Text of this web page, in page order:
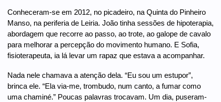
Conheceram-se em 2012, no picadeiro, na Quinta do Pinheiro
Manso, na periferia de Leiria. João tinha sessões de hipoterapia,
abordagem que recorre ao passo, ao trote, ao galope de cavalo
para melhorar a percepção do movimento humano. E Sofia,
fisioterapeuta, ia lá levar um rapaz que estava a acompanhar.
Nada nele chamava a atenção dela. “Eu sou um estupor”,
brinca ele. “Ela via-me, trombudo, num canto, a fumar como
uma chaminé.” Poucas palavras trocavam. Um dia, puseram-